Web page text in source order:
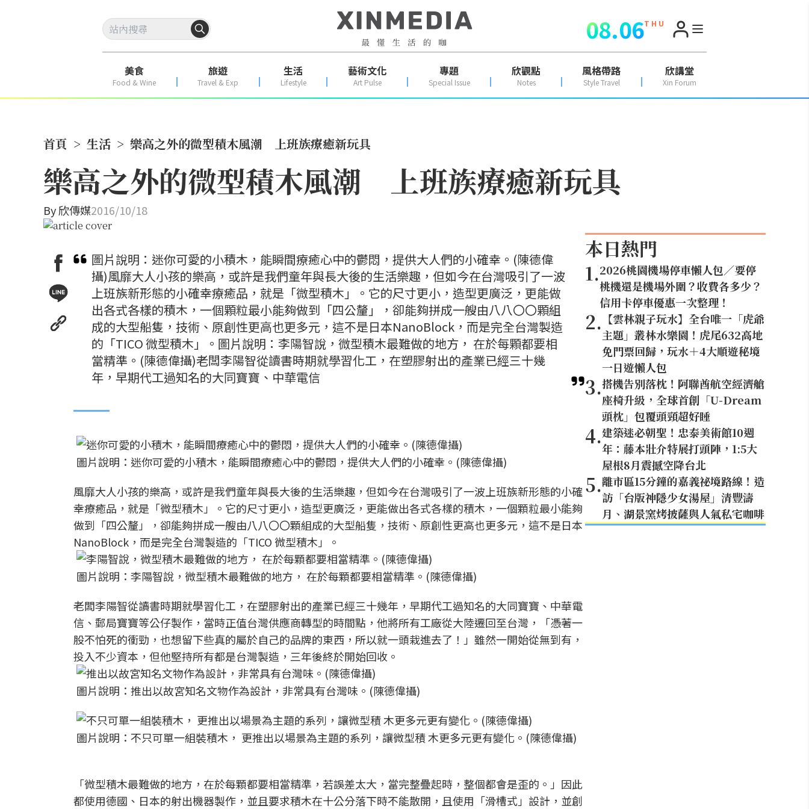
08.06T H U
美食
Food & Wine
旅遊
Travel & Exp
生活
Lifestyle
藝術文化
Art Pulse
專題
Special Issue
欣觀點
Notes
風格帶路
Style Travel
欣講堂
Xin Forum
首頁 > 生活 > 樂高之外的微型積木風潮 上班族療癒新玩具
樂高之外的微型積木風潮 上班族療癒新玩具
By欣傳媒2016/10/18
圖片說明：迷你可愛的小積木，能瞬間療癒心中的鬱悶，提供大人們的小確幸。(陳德偉
攝)風靡大人小孩的樂高，或許是我們童年與長大後的生活樂趣，但如今在台灣吸引了一波
上班族新形態的小確幸療癒品，就是「微型積木」。它的尺寸更小，造型更廣泛，更能做
出各式各樣的積木，一個顆粒最小能夠做到「四公釐」，卻能夠拼成一艘由八八〇〇顆組
成的大型船隻，技術、原創性更高也更多元，這不是日本NanoBlock，而是完全台灣製造
的「TICO 微型積木」。圖片說明：李陽智說，微型積木最難做的地方， 在於每顆都要相
當精準。(陳德偉攝)老闆李陽智從讀書時期就學習化工，在塑膠射出的產業已經三十幾
年，早期代工過知名的大同寶寶、中華電信
圖片說明：迷你可愛的小積木，能瞬間療癒心中的鬱悶，提供大人們的小確幸。(陳德偉攝)
風靡大人小孩的樂高，或許是我們童年與長大後的生活樂趣，但如今在台灣吸引了一波上班族新形態的小確
幸療癒品，就是「微型積木」。它的尺寸更小，造型更廣泛，更能做出各式各樣的積木，一個顆粒最小能夠
做到「四公釐」，卻能夠拼成一艘由八八〇〇顆組成的大型船隻，技術、原創性更高也更多元，這不是日本
NanoBlock，而是完全台灣製造的「TICO 微型積木」。
圖片說明：李陽智說，微型積木最難做的地方， 在於每顆都要相當精準。(陳德偉攝)
老闆李陽智從讀書時期就學習化工，在塑膠射出的產業已經三十幾年，早期代工過知名的大同寶寶、中華電
信、郵局寶寶等公仔製作，當時正值台灣供應商轉型的時間點，他將所有工廠從大陸遷回至台灣，「憑著一
股不怕死的衝勁，也想留下些真的屬於自己的品牌的東西，所以就一頭栽進去了！」雖然一開始從無到有，
投入不少資本，但他堅持所有都是台灣製造，三年後終於開始回收。
圖片說明：推出以故宮知名文物作為設計，非常具有台灣味。(陳德偉攝)
圖片說明：不只可單一組裝積木， 更推出以場景為主題的系列，讓微型積 木更多元更有變化。(陳德偉攝)
「微型積木最難做的地方，在於每顆都要相當精準，若誤差太大，當完整疊起時，整個都會是歪的。」因此
都使用德國、日本的射出機器製作，並且要求積木在十公分落下時不能散開，且使用「滑槽式」設計，並創
本日熱門
1.2026桃園機場停車懶人包／要停
桃機還是機場外圍？收費各多少？
信用卡停車優惠一次整理！
2. 【雲林親子玩水】全台唯一「虎爺
主題」叢林水樂園！虎尾632高地
免門票回歸，玩水＋4大順遊秘境
一日遊懶人包
3.搭機告別落枕！阿聯酋航空經濟艙
座椅升級，全球首創「U-Dream
頭枕」包覆頭頸超好睡
4.建築迷必朝聖！忠泰美術館10週
年：藤本壯介特展打頭陣，1:5大
屋根8月震撼空降台北
5.離市區15分鐘的嘉義祕境路線！造
訪「台版神隱少女湯屋」清豐濤
月、湖景窯烤披薩與人氣私宅咖啡